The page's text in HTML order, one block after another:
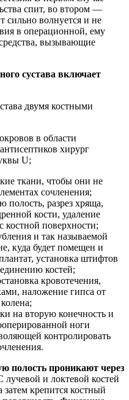
спит, во втором —
сильно волнуется и не
в операционной, ему
вызывающие
сустава включает
двумя костными
в области
хирург
U;
ткани, чтобы они не
сочленения;
полость, разрез хряща,
кости, удаление
костной поверхности;
и так называемой
куда будет помещен и
установка штифтов
костей;
кровотечения,
наложение гипса от
на вторую конечность и
ноги
контролировать
полость проникают через
лучевой и локтевой костей
крепится костный